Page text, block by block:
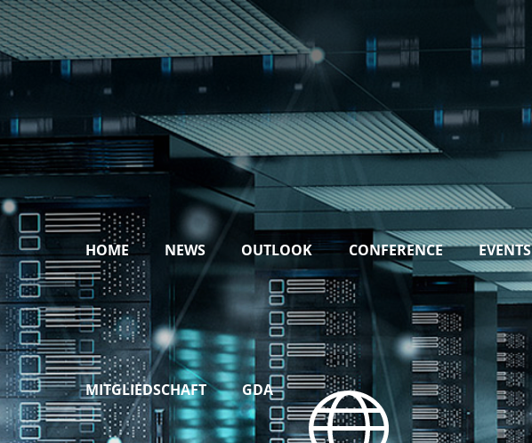
HOME NEWS OUTLOOK CONFERENCE EVENTS
MITGLIEDSCHAFT GDA